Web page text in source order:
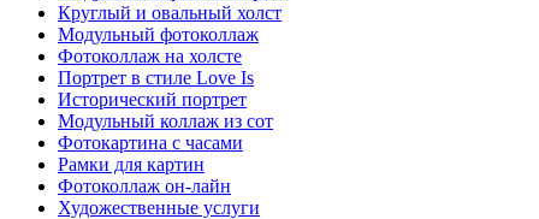
Круглый и овальный холст
Модульный фотоколлаж
Фотоколлаж на холсте
Портрет в стиле Love Is
Исторический портрет
Модульный коллаж из сот
Фотокартина с часами
Рамки для картин
Фотоколлаж он-лайн
Художественные услуги